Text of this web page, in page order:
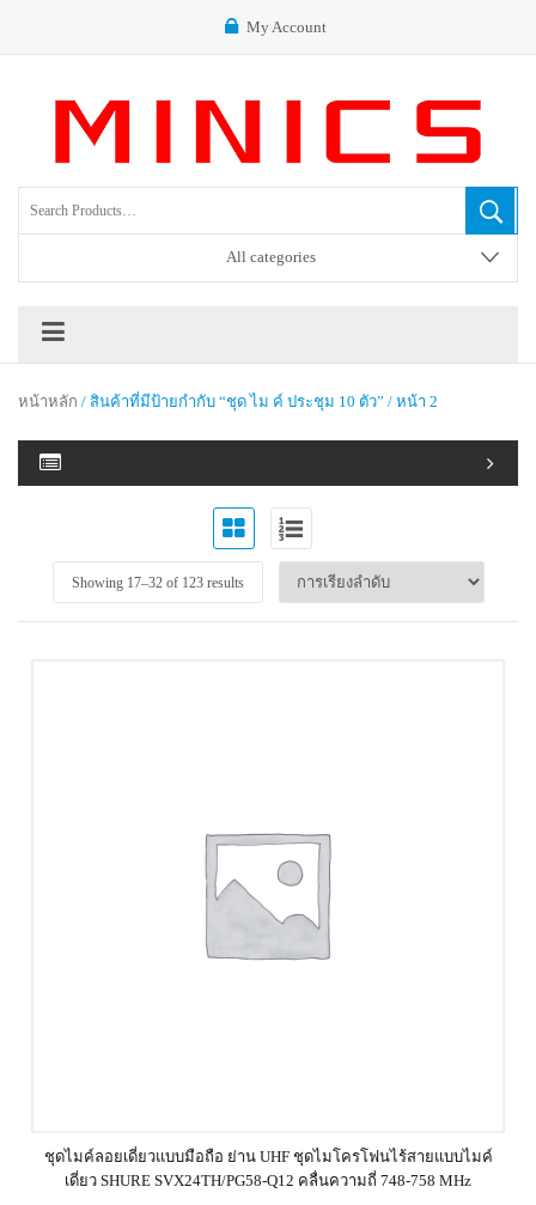
My Account
All categories
หน้าหลัก / สินค้าที่มีป้ายกำกับ “ชุด ไม ค์ ประชุม 10 ตัว” / หน้า 2
Showing 17–32of 123 results
ชุดไมค์ลอยเดี่ยวแบบมือถือ ย่าน UHF ชุดไมโครโฟนไร้สายแบบไมค์
เดี่ยว SHURE SVX24TH/PG58-Q12 คลื่นความถี่ 748-758 MHz